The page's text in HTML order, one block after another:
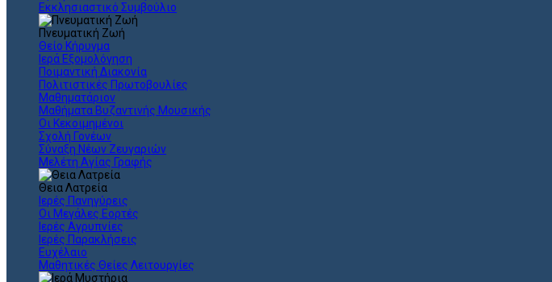
Εκκλησιαστικό Συμβούλιο
Πνευματική Ζωή
Θείο Κήρυγμα
Ιερά Εξομολόγηση
Ποιμαντική Διακονία
Πολιτιστικές Πρωτοβουλίες
Μαθηματάριον
Μαθήματα Βυζαντινής Μουσικής
Οι Κεκοιμημένοι
Σχολή Γονέων
Σύναξη Νέων Ζευγαριών
Μελέτη Αγίας Γραφής
Θεια Λατρεία
Ιερές Πανηγύρεις
Οι Μεγάλες Εορτές
Ιερές Αγρυπνίες
Ιερές Παρακλήσεις
Ευχέλαιο
Μαθητικές Θείες Λειτουργίες